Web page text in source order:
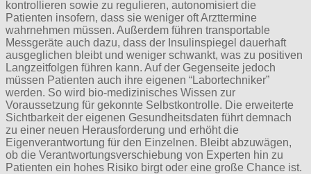
kontrollieren sowie zu regulieren, autonomisiert die
Patienten insofern, dass sie weniger oft Arzttermine
wahrnehmen müssen. Außerdem führen transportable
Messgeräte auch dazu, dass der Insulinspiegel dauerhaft
ausgeglichen bleibt und weniger schwankt, was zu positiven
Langzeitfolgen führen kann. Auf der Gegenseite jedoch
müssen Patienten auch ihre eigenen “Labortechniker”
werden. So wird bio-medizinisches Wissen zur
Voraussetzung für gekonnte Selbstkontrolle. Die erweiterte
Sichtbarkeit der eigenen Gesundheitsdaten führt demnach
zu einer neuen Herausforderung und erhöht die
Eigenverantwortung für den Einzelnen. Bleibt abzuwägen,
ob die Verantwortungsverschiebung von Experten hin zu
Patienten ein hohes Risiko birgt oder eine große Chance ist.